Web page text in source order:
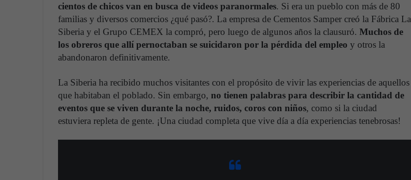
cientos de chicos van en busca de videos paranormales. Si era un pueblo con más de 80
familias y diversos comercios ¿qué pasó?. La empresa de Cementos Samper creó la Fábrica La
Siberia y el Grupo CEMEX la compró, pero luego de algunos años la clausuró. Muchos de
los obreros que allí pernoctaban se suicidaron por la pérdida del empleo y otros la
abandonaron definitivamente.
La Siberia ha recibido muchos visitantes con el propósito de vivir las experiencias de aquellos
que habitaban el poblado. Sin embargo, no tienen palabras para describir la cantidad de
eventos que se viven durante la noche, ruidos, coros con niños, como si la ciudad
estuviera repleta de gente. ¡Una ciudad completa que vive día a día experiencias tenebrosas!